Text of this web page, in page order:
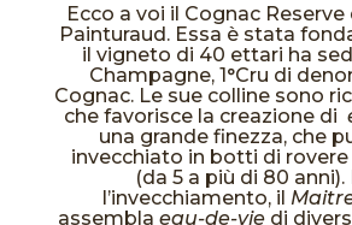
Ecco a voi il Cognac
Painturaud. Essa è stata
il vigneto di 40 ettari ha
Champagne, 1°Cru di
Cognac. Le sue colline sono
che favorisce la creazione di
una grande finezza, che
invecchiato in botti di rovere
(da 5 a più di 80 anni).
l’invecchiamento, il
assembla eau-de-viedi